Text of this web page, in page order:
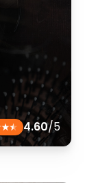
4.60/5